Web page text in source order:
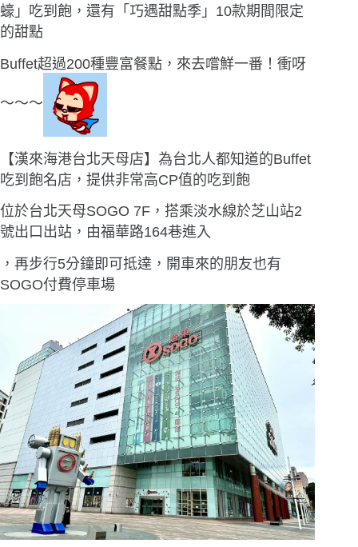
蠔」吃到飽，還有「巧遇甜點季」10款期間限定
的甜點
Buffet超過200種豐富餐點，來去嚐鮮一番！衝呀
〜〜〜
【漢來海港台北天母店】為台北人都知道的Buffet
吃到飽名店，提供非常高CP值的吃到飽
位於台北天母SOGO 7F，搭乘淡水線於芝山站2
號出口出站，由福華路164巷進入
，再步行5分鐘即可抵達，開車來的朋友也有
SOGO付費停車場